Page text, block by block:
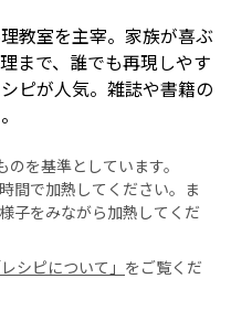
教室を主宰。家族が喜ぶ
まで、誰でも再現しやす
ピが人気。雑誌や書籍の
を基準としています。
間で加熱してください。ま
子をみながら加熱してくだ
レシピについて」 をご覧くだ